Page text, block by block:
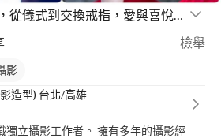
幸福婚禮的珍貴瞬間，從儀式到交換戒指，愛與喜悅洋溢
檢舉
影
造型) 台北/高雄
獨立攝影工作者。 擁有多年的攝影經